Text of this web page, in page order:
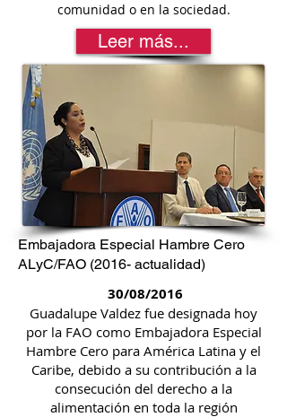
comunidad o en la sociedad.
Leer más...
Embajadora Especial Hambre Cero
ALyC/FAO (2016- actualidad)
30/08/2016
Guadalupe Valdez fue designada hoy
por la FAO como Embajadora Especial
Hambre Cero para América Latina y el
Caribe, debido a su contribución a la
consecución del derecho a la
alimentación en toda la región